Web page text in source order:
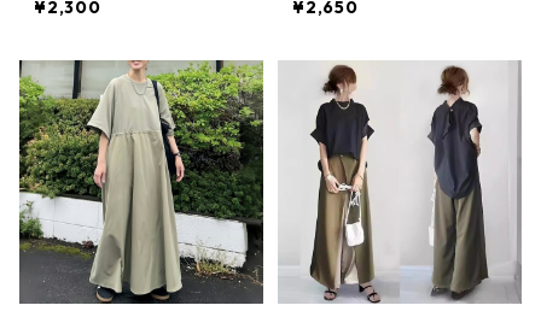
0
¥2,300 ¥2,650